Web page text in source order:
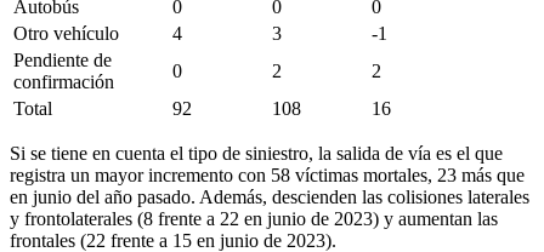
Autobús
0 0
0
Otro vehículo
4 3
-1
Pendiente de
confirmación
0 2
2
Total
92 108 16
Si se tiene en cuenta el tipo de siniestro, la salida de vía es el que
registra un mayor incremento con 58 víctimas mortales, 23 más que
en junio del año pasado. Además, descienden las colisiones laterales
y frontolaterales (8 frente a 22 en junio de 2023) y aumentan las
frontales (22 frente a 15 en junio de 2023).